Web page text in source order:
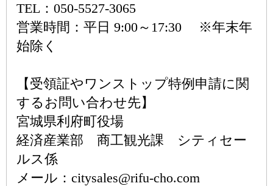
TEL：050-5527-3065
営業時間：平日 9:00～17:30 ※年末年
始除く
【受領証やワンストップ特例申請に関
するお問い合わせ先】
宮城県利府町役場
経済産業部 商工観光課 シティセー
ルス係
メール：citysales@rifu-cho.com